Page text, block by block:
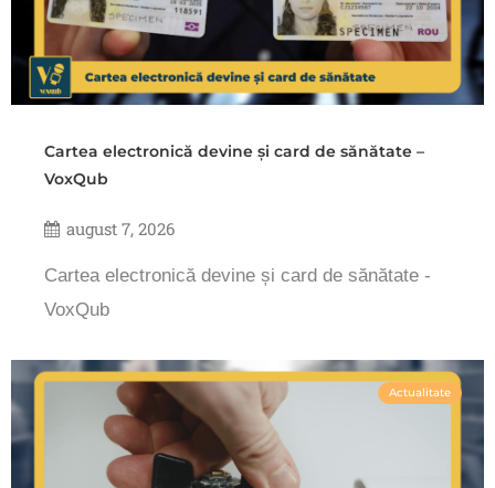
Cartea electronică devine și card de sănătate –
VoxQub
august 7, 2026
Cartea electronică devine și card de sănătate -
VoxQub
Actualitate